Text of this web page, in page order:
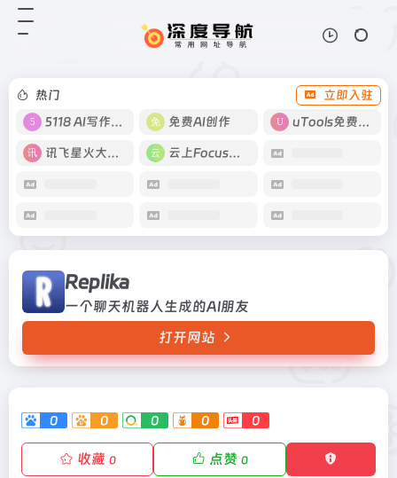
热门
立即入驻
5118 AI写作工具
免费AI创作 uTools免费工具箱
讯飞星火大模型 云上Focus接码
Replika
一个聊天机器人生成的AI朋友
打开网站
0 0 0 0 0
收藏 0 点赞 0